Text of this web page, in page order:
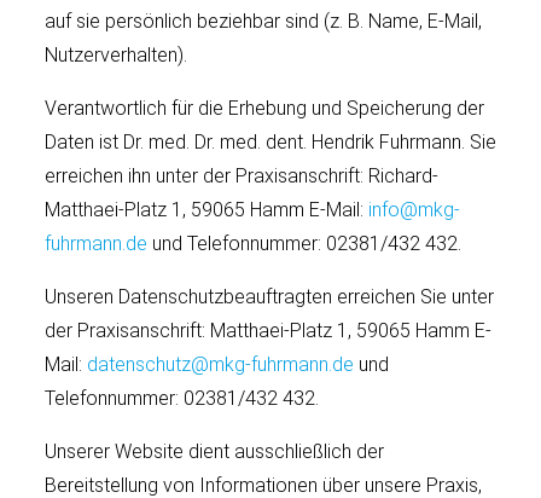
auf sie persönlich beziehbar sind (z. B. Name, E-Mail,
Nutzerverhalten).
Verantwortlich für die Erhebung und Speicherung der
Daten ist Dr. med. Dr. med. dent. Hendrik Fuhrmann. Sie
erreichen ihn unter der Praxisanschrift: Richard-
Matthaei-Platz 1, 59065 Hamm E-Mail: info@mkg-
fuhrmann.de und Telefonnummer: 02381/432 432.
Unseren Datenschutzbeauftragten erreichen Sie unter
der Praxisanschrift: Matthaei-Platz 1, 59065 Hamm E-
Mail: datenschutz@mkg-fuhrmann.de und
Telefonnummer: 02381/432 432.
Unserer Website dient ausschließlich der
Bereitstellung von Informationen über unsere Praxis,